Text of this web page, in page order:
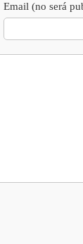
Email (no será